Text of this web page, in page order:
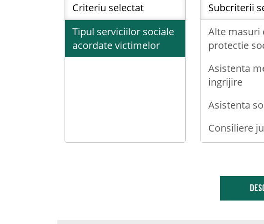
Criteriu selectat
Tipul serviciilor sociale
acordate victimelor
Subcriterii
Alte masuri
protectie
Asistenta
ingrijire
Asistenta
Consiliere
Consiliere